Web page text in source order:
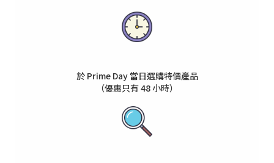
於 Prime Day 當日選購特價產品
（優惠只有 48 小時）